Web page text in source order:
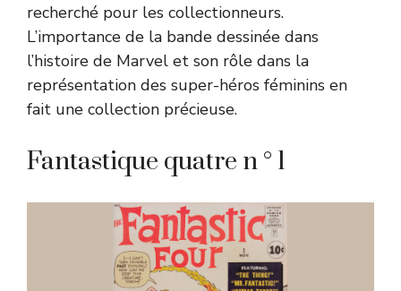
recherché pour les collectionneurs.
L’importance de la bande dessinée dans
l’histoire de Marvel et son rôle dans la
représentation des super-héros féminins en
fait une collection précieuse.
Fantastique quatre n ° 1